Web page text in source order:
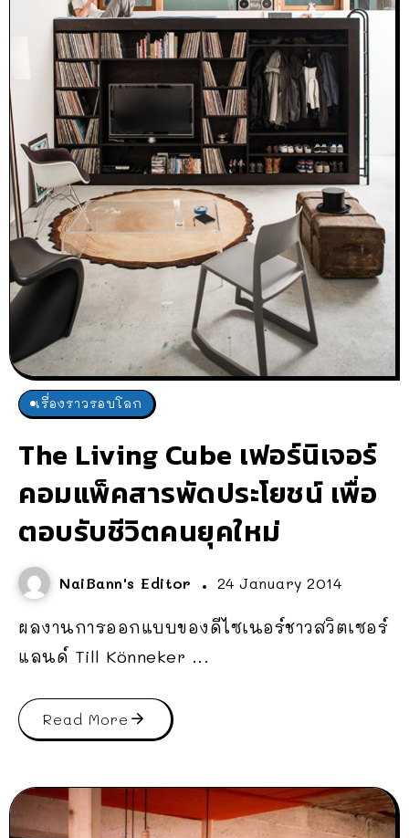
เรื่องราวรอบโลก
The Living Cube เฟอร์นิเจอร์
คอมแพ็คสารพัดประโยชน์ เพื่อ
ตอบรับชีวิตคนยุคใหม่
NaiBann's Editor 24 January 2014
ผลงานการออกแบบของดีไซเนอร์ชาวสวิตเซอร์
แลนด์ Till Könneker ...
Read More